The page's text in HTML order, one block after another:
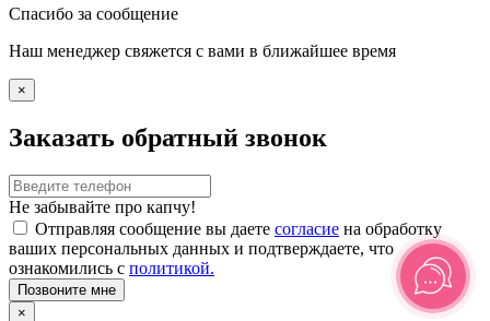
Спасибо за сообщение
Наш менеджер свяжется с вами в ближайшее время
×
Заказать обратный звонок
Не забывайте про капчу!
Отправляя сообщение вы даете согласие на обработку
ваших персональных данных и подтверждаете, что
ознакомились с политикой.
Позвоните мне
×